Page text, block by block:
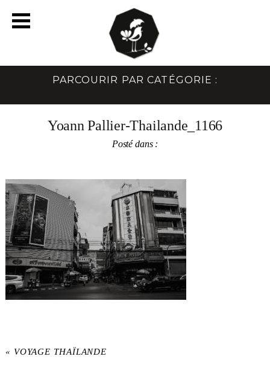
PARCOURIR PAR CATÉGORIE :
Yoann Pallier-Thailande_1166
Posté dans :
« VOYAGE THAÏLANDE